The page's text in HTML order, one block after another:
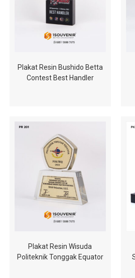
Plakat Resin Bushido Betta
Contest Best Handler
Plakat Resin Wisuda
Politeknik Tonggak Equator